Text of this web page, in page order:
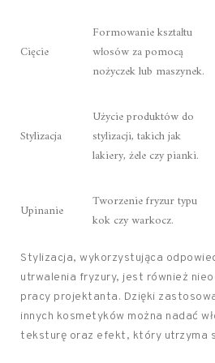
Cięcie
Formowanie kształtu
włosów za pomocą
nożyczek lub maszynek.
Stylizacja
Użycie produktów do
stylizacji, takich jak
lakiery, żele czy pianki.
Upinanie
Tworzenie fryzur typu
kok czy warkocz.
Stylizacja, wykorzystująca
utrwalenia fryzury, jest również
pracy projektanta. Dzięki
innych kosmetyków można nadać
teksturę oraz efekt, który utrzyma